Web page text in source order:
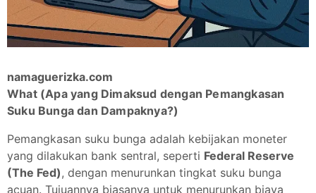
namaguerizka.com
What (Apa yang Dimaksud dengan Pemangkasan
Suku Bunga dan Dampaknya?)
Pemangkasan suku bunga adalah kebijakan moneter
yang dilakukan bank sentral, seperti Federal Reserve
(The Fed), dengan menurunkan tingkat suku bunga
acuan. Tujuannya biasanya untuk menurunkan biaya